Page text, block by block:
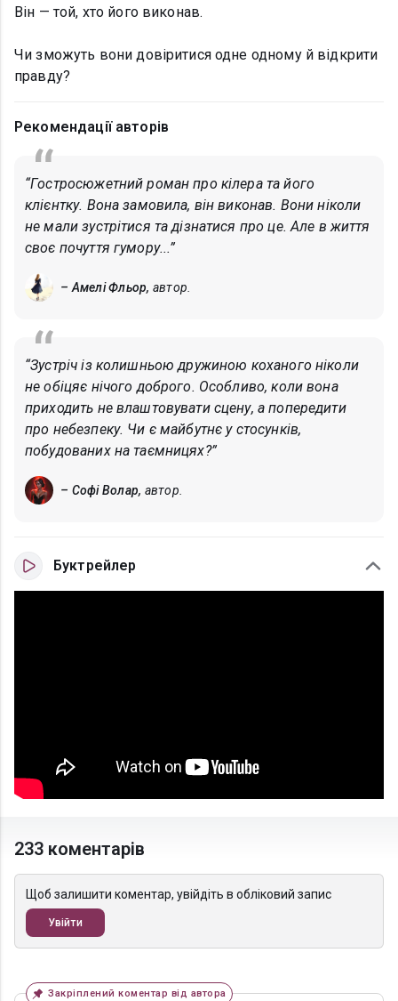
Він — той, хто його виконав.
Чи зможуть вони довіритися одне одному й відкрити
правду?
Рекомендації авторів
“Гостросюжетний роман про кілера та його
клієнтку. Вона замовила, він виконав. Вони ніколи
не мали зустрітися та дізнатися про це. Але в життя
своє почуття гумору...”
– Амелі Фльор, автор.
“Зустріч із колишньою дружиною коханого ніколи
не обіцяє нічого доброго. Особливо, коли вона
приходить не влаштовувати сцену, а попередити
про небезпеку. Чи є майбутнє у стосунків,
побудованих на таємницях?”
– Софі Волар, автор.
Буктрейлер
233 коментарів
Щоб залишити коментар, увійдіть в обліковий запис
Увійти
Закріплений коментар від автора